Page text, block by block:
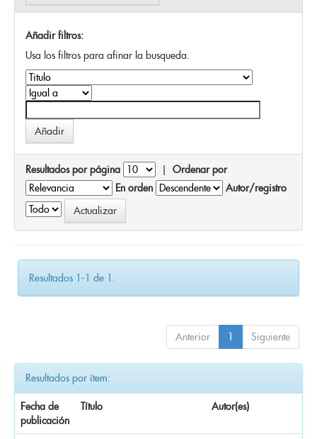
Añadir filtros:
Usa los filtros para afinar la busqueda.
Resultados por página | Ordenar por
En orden
Autor/registro
Resultados 1-1 de 1.
Anterior 1 Siguiente
Resultados por ítem:
Fecha de
publicación
Título Autor(es)